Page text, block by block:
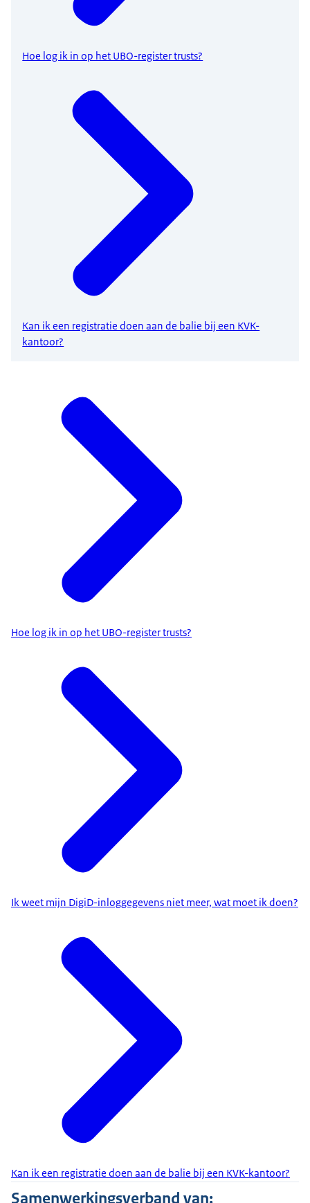
Hoe log ik in op het UBO-register trusts?
Kan ik een registratie doen aan de balie bij een KVK-
kantoor?
Hoe log ik in op het UBO-register trusts?
Ik weet mijn DigiD-inloggegevens niet meer, wat moet ik doen?
Kan ik een registratie doen aan de balie bij een KVK-kantoor?
Samenwerkingsverband van: